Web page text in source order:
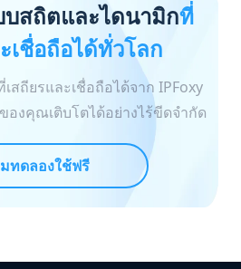
สถิตและไดนามิกที่
เชื่อถือได้ทั่วโลก
สถียรและเชื่อถือได้จาก IPFoxy
องคุณเติบโตได้อย่างไร้ขีดจำกัด
มทดลองใช้ฟรี